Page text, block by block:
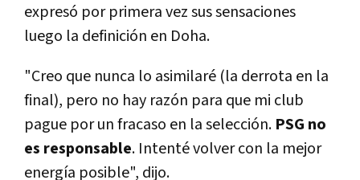
expresó por primera vez sus sensaciones
luego la definición en Doha.
"Creo que nunca lo asimilaré (la derrota en la
final), pero no hay razón para que mi club
pague por un fracaso en la selección. PSG no
es responsable. Intenté volver con la mejor
energía posible", dijo.